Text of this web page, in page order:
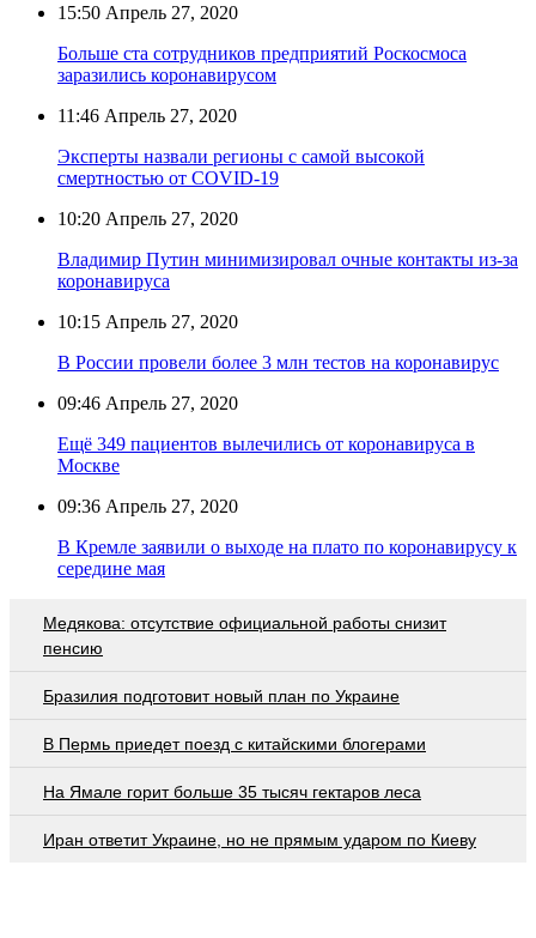
15:50 Апрель 27, 2020
Больше ста сотрудников предприятий Роскосмоса
заразились коронавирусом
11:46 Апрель 27, 2020
Эксперты назвали регионы с самой высокой
смертностью от COVID-19
10:20 Апрель 27, 2020
Владимир Путин минимизировал очные контакты из-за
коронавируса
10:15 Апрель 27, 2020
В России провели более 3 млн тестов на коронавирус
09:46 Апрель 27, 2020
Ещё 349 пациентов вылечились от коронавируса в
Москве
09:36 Апрель 27, 2020
В Кремле заявили о выходе на плато по коронавирусу к
середине мая
Медякова: отсутствие официальной работы снизит
пенсию
Бразилия подготовит новый план по Украине
В Пермь приедет поезд с китайскими блогерами
На Ямале горит больше 35 тысяч гектаров леса
Иран ответит Украине, но не прямым ударом по Киеву